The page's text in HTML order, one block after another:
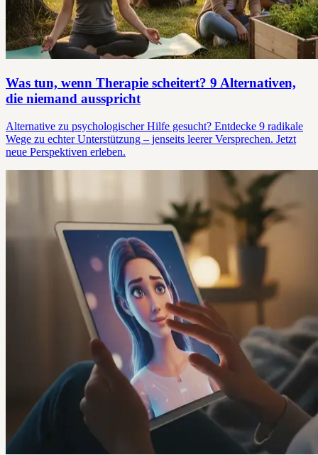
Was tun, wenn Therapie scheitert? 9 Alternativen,
die niemand ausspricht
Alternative zu psychologischer Hilfe gesucht? Entdecke 9 radikale
Wege zu echter Unterstützung – jenseits leerer Versprechen. Jetzt
neue Perspektiven erleben.